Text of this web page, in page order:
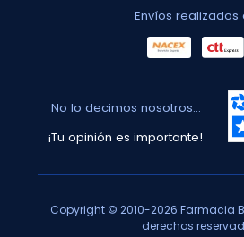
Envíos realizados
No lo decimos nosotros...
¡Tu opinión es importante!
Copyright © 2010-2026 Farmacia
derechos